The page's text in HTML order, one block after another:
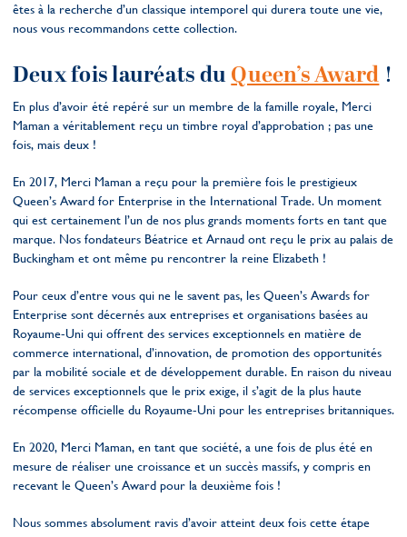
êtes à la recherche d’un classique intemporel qui durera toute une vie,
nous vous recommandons cette collection.
Deux fois lauréats duQueen’s Award!
En plus d’avoir été repéré sur un membre de la famille royale, Merci
Maman a véritablement reçu un timbre royal d’approbation ; pas une
fois, mais deux !
En 2017, Merci Maman a reçu pour la première fois le prestigieux
Queen’s Award for Enterprise in the International Trade. Un moment
qui est certainement l’un de nos plus grands moments forts en tant que
marque. Nos fondateurs Béatrice et Arnaud ont reçu le prix au palais de
Buckingham et ont même pu rencontrer la reine Elizabeth !
Pour ceux d’entre vous qui ne le savent pas, les Queen’s Awards for
Enterprise sont décernés aux entreprises et organisations basées au
Royaume-Uni qui offrent des services exceptionnels en matière de
commerce international, d’innovation, de promotion des opportunités
par la mobilité sociale et de développement durable. En raison du niveau
de services exceptionnels que le prix exige, il s’agit de la plus haute
récompense officielle du Royaume-Uni pour les entreprises britanniques.
En 2020, Merci Maman, en tant que société, a une fois de plus été en
mesure de réaliser une croissance et un succès massifs, y compris en
recevant le Queen’s Award pour la deuxième fois !
Nous sommes absolument ravis d’avoir atteint deux fois cette étape